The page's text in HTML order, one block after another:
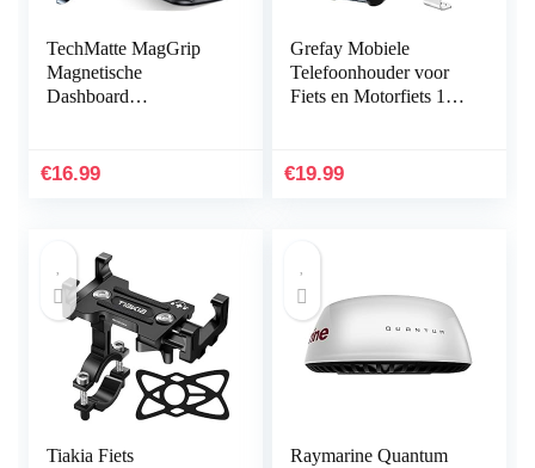
TechMatte MagGrip
Magnetische
Dashboard
Telefoonhouder
€16.99
Grefay Mobiele
Telefoonhouder voor
Fiets en Motorfiets 1-
voor 4.0-7.0 inch…
€19.99
Tiakia Fiets
Raymarine Quantum